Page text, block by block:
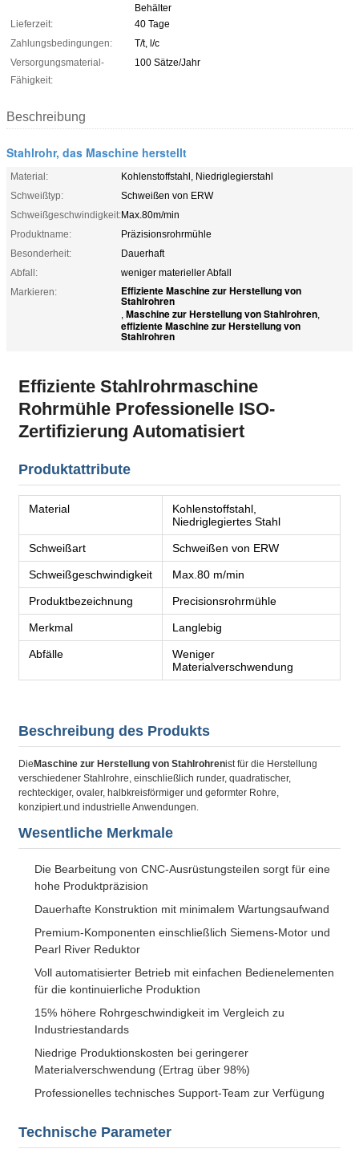
Behälter
Lieferzeit:
40 Tage
Zahlungsbedingungen:
T/t, l/c
Versorgungsmaterial-
Fähigkeit:
100 Sätze/Jahr
Beschreibung
Stahlrohr, das Maschine herstellt
Material:
Kohlenstoffstahl, Niedriglegierstahl
Schweißtyp:
Schweißen von ERW
Schweißgeschwindigkeit:Max.80m/min
Produktname:
Präzisionsrohrmühle
Besonderheit:
Dauerhaft
Abfall:
weniger materieller Abfall
Markieren:
Effiziente Maschine zur Herstellung von
Stahlrohren
, Maschine zur Herstellung von Stahlrohren,
effiziente Maschine zur Herstellung von
Stahlrohren
Effiziente Stahlrohrmaschine
Rohrmühle Professionelle ISO-
Zertifizierung Automatisiert
Produktattribute
Material
Kohlenstoffstahl,
Niedriglegiertes Stahl
Schweißart Schweißen von ERW
Schweißgeschwindigkeit Max.80 m/min
Produktbezeichnung Precisionsrohrmühle
Merkmal Langlebig
Abfälle
Weniger
Materialverschwendung
Beschreibung des Produkts
DieMaschine zur Herstellung von Stahlrohrenist für die Herstellung
verschiedener Stahlrohre, einschließlich runder, quadratischer,
rechteckiger, ovaler, halbkreisförmiger und geformter Rohre,
konzipiert.und industrielle Anwendungen.
Wesentliche Merkmale
Die Bearbeitung von CNC-Ausrüstungsteilen sorgt für eine
hohe Produktpräzision
Dauerhafte Konstruktion mit minimalem Wartungsaufwand
Premium-Komponenten einschließlich Siemens-Motor und
Pearl River Reduktor
Voll automatisierter Betrieb mit einfachen Bedienelementen
für die kontinuierliche Produktion
15% höhere Rohrgeschwindigkeit im Vergleich zu
Industriestandards
Niedrige Produktionskosten bei geringerer
Materialverschwendung (Ertrag über 98%)
Professionelles technisches Support-Team zur Verfügung
Technische Parameter